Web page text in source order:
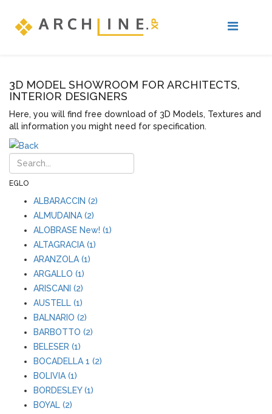
3D MODEL SHOWROOM FOR ARCHITECTS,
INTERIOR DESIGNERS
Here, you will find free download of 3D Models, Textures and
all information you might need for specification.
EGLO
ALBARACCIN (2)
ALMUDAINA (2)
ALOBRASE New! (1)
ALTAGRACIA (1)
ARANZOLA (1)
ARGALLO (1)
ARISCANI (2)
AUSTELL (1)
BALNARIO (2)
BARBOTTO (2)
BELESER (1)
BOCADELLA 1 (2)
BOLIVIA (1)
BORDESLEY (1)
BOYAL (2)